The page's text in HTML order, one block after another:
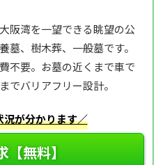
阪湾を一望できる眺望の公
墓、樹木葬、一般墓です。
不要。お墓の近くまで車で
でバリアフリー設計。
が分かります／
【無料】